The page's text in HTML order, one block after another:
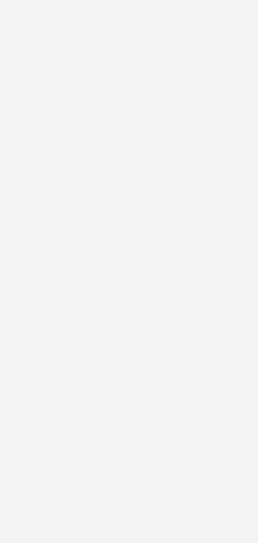
Randverbund auf den
der Fassade untersucht
Fensterbauer konkrete
beurteilt werden.
Wasserdampfdiffusion, der
Flach- und Steildächer,
und Türen. Auch bei der
Nicht alle
inhomogene
zum Erdreich oder zu
thermisch-dynamische
die tageszeitliche
der Baustoffe
Entsprechend berechnen
(TAV) von Bauteilen.